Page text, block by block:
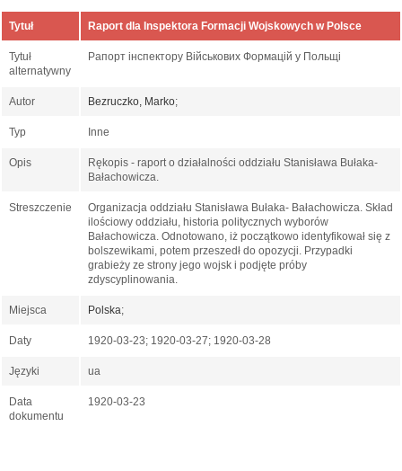
Tytuł Raport dla Inspektora Formacji Wojskowych w Polsce
Tytuł
alternatywny
Рапорт інспектору Військових Формацій у Польщі
Autor Bezruczko, Marko;
Typ Inne
Opis
Rękopis - raport o działalności oddziału Stanisława Bułaka-
Bałachowicza.
Streszczenie
Organizacja oddziału Stanisława Bułaka- Bałachowicza. Skład
ilościowy oddziału, historia politycznych wyborów
Bałachowicza. Odnotowano, iż początkowo identyfikował się z
bolszewikami, potem przeszedł do opozycji. Przypadki
grabieży ze strony jego wojsk i podjęte próby
zdyscyplinowania.
Miejsca Polska;
Daty 1920-03-23; 1920-03-27; 1920-03-28
Języki ua
Data
dokumentu
1920-03-23